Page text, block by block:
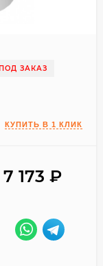
ПОД ЗАКАЗ
7 173